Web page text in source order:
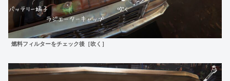
燃料フィルターをチェック後［吹く］